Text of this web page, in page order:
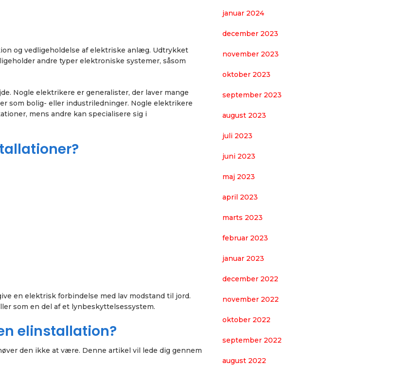
og vedligeholdelse af elektriske anlæg. Udtrykket
andre typer elektroniske systemer, såsom
Nogle elektrikere er generalister, der laver mange
som bolig- eller industriledninger. Nogle elektrikere
mens andre kan specialisere sig i
en elektrisk forbindelse med lav modstand til jord.
som en del af et lynbeskyttelsessystem.
elinstallation?
den ikke at være. Denne artikel vil lede dig gennem
januar 2024
december 2023
november 2023
oktober 2023
september 2023
august 2023
juli 2023
juni 2023
maj 2023
april 2023
marts 2023
februar 2023
januar 2023
december 2022
november 2022
oktober 2022
september 2022
august 2022